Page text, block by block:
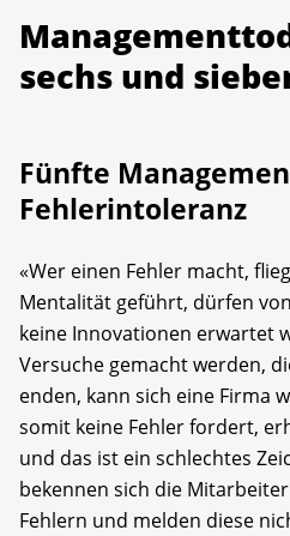
sechs und
Fünfte
Fehler­intoleranz
«Wer einen Fehler macht,
Mentalität geführt, dürfen
keine Innovationen erwartet
Versuche gemacht werden,
enden, kann sich eine Firma
somit keine Fehler fordert,
und das ist ein schlechtes
bekennen sich die
Fehlern und melden diese